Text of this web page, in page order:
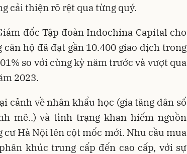
cải thiện rõ rệt qua từng quý.
đốc Tập đoàn Indochina Capital cho
hộ đã đạt gần 10.400 giao dịch trong
so với cùng kỳ năm trước và vượt qua
2023.
cảnh về nhân khẩu học (gia tăng dân số
mẽ..) và tình trạng khan hiếm nguồn
cư Hà Nội lên cột mốc mới. Nhu cầu mua
khúc trung cấp đến cao cấp, với sự